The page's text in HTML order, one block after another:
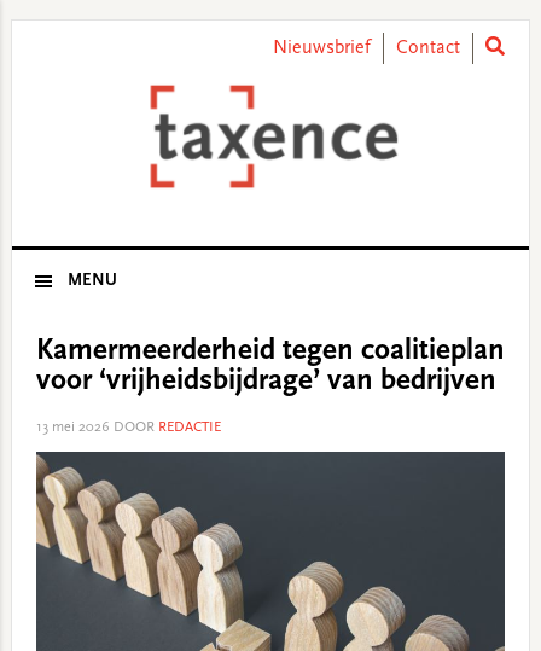
Nieuwsbrief Contact
MENU
Kamermeerderheid tegen coalitieplan
voor ‘vrijheidsbijdrage’ van bedrijven
13 mei 2026 DOOR REDACTIE